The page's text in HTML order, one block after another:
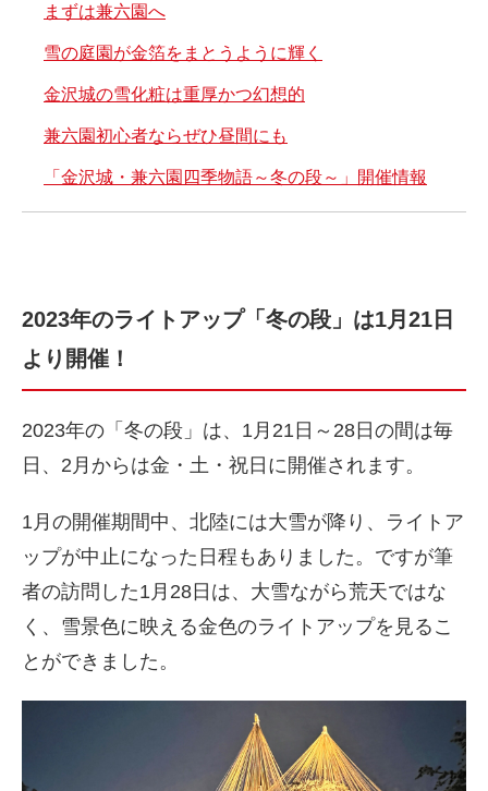
まずは兼六園へ
雪の庭園が金箔をまとうように輝く
金沢城の雪化粧は重厚かつ幻想的
兼六園初心者ならぜひ昼間にも
「金沢城・兼六園四季物語～冬の段～」開催情報
2023年のライトアップ「冬の段」は1月21日
より開催！
2023年の「冬の段」は、1月21日～28日の間は毎
日、2月からは金・土・祝日に開催されます。
1月の開催期間中、北陸には大雪が降り、ライトア
ップが中止になった日程もありました。ですが筆
者の訪問した1月28日は、大雪ながら荒天ではな
く、雪景色に映える金色のライトアップを見るこ
とができました。